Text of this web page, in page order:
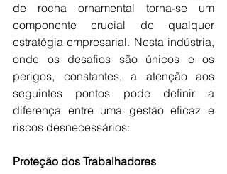
de rocha ornamental torna-se um
componente crucial de qualquer
estratégia empresarial. Nesta indústria,
onde os desafios são únicos e os
perigos, constantes, a atenção aos
seguintes pontos pode definir a
diferença entre uma gestão eficaz e
riscos desnecessários:
Proteção dos Trabalhadores